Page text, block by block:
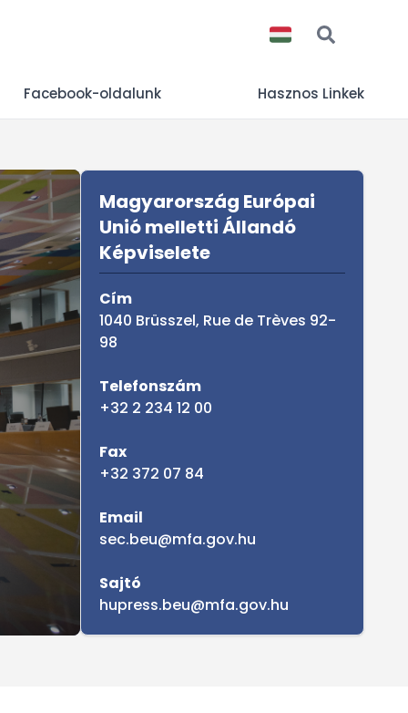
Facebook-oldalunk Hasznos Linkek
Sidebar
Magyarország Európai
Unió melletti Állandó
Képviselete
Cím
1040 Brüsszel, Rue de Trèves 92-
98
Telefonszám
+32 2 234 12 00
Fax
+32 372 07 84
Email
sec.beu@mfa.gov.hu
Sajtó
hupress.beu@mfa.gov.hu